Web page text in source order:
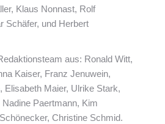
Klaus Nonnast, Rolf
Schäfer, und Herbert
aus: Ronald Witt,
Kaiser, Franz Jenuwein,
Elisabeth Maier, Ulrike Stark,
Paertmann, Kim
Christine Schmid.